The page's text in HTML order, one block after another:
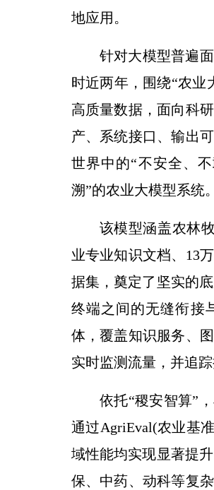
地应用。
针对大模型普遍
时近两年，围绕“农业
高质量数据，面向科
产、系统接口、输出
世界中的“不安全、
溯”的农业大模型系统。
该模型涵盖农林
业专业知识文档、13
据集，奠定了坚实的
终端之间的无缝衔接
体，覆盖知识服务、
实时监测流量，并追
依托“稷安智算”
通过AgriEval(农业基
域性能均实现显著提
保、中药、动科等复